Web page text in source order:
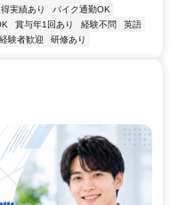
実績あり
バイク通勤OK
賞与年1回あり 経験不問
英語
経験者歓迎 研修あり